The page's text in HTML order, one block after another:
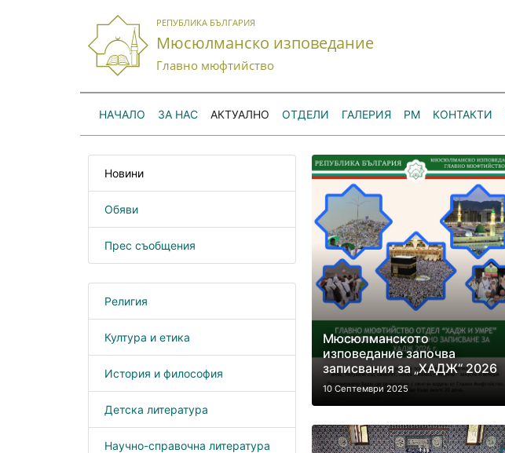
РЕПУБЛИКА БЪЛГАРИЯ
Мюсюлманско изповедание
Главно мюфтийство
НАЧАЛО ЗА НАС АКТУАЛНО ОТДЕЛИ ГАЛЕРИЯ РМ КОНТАКТИ
Новини
Обяви
Прес съобщения
Религия
Култура и етика
История и философия
Детска литература
Научно-справочна литература
Мюсюлманското
изповедание започва
записвания за „ХАДЖ“ 2026
10 Септември 2025